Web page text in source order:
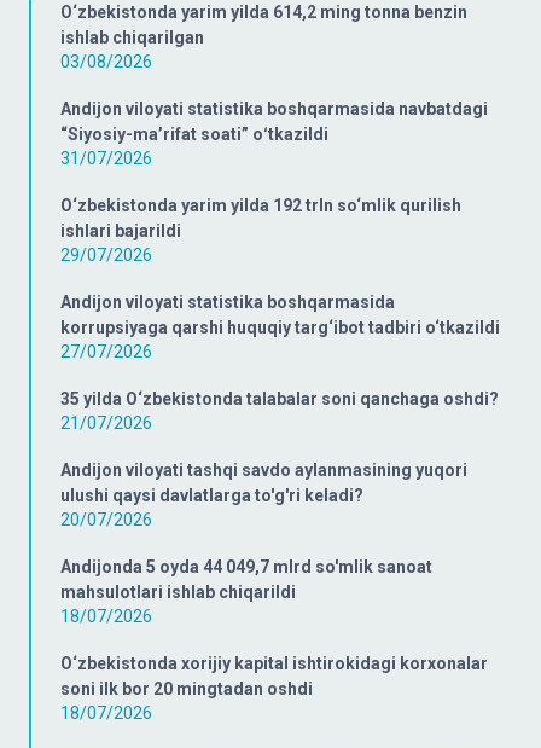
O‘zbekistonda yarim yilda 614,2 ming tonna benzin
ishlab chiqarilgan
03/08/2026
Andijon viloyati statistika boshqarmasida navbatdagi
“Siyosiy-ma’rifat soati” oʻtkazildi
31/07/2026
O‘zbekistonda yarim yilda 192 trln so‘mlik qurilish
ishlari bajarildi
29/07/2026
Andijon viloyati statistika boshqarmasida
korrupsiyaga qarshi huquqiy targ‘ibot tadbiri o‘tkazildi
27/07/2026
35 yilda O‘zbekistonda talabalar soni qanchaga oshdi?
21/07/2026
Andijon viloyati tashqi savdo aylanmasining yuqori
ulushi qaysi davlatlarga to'g'ri keladi?
20/07/2026
Andijonda 5 oyda 44 049,7 mlrd so'mlik sanoat
mahsulotlari ishlab chiqarildi
18/07/2026
O‘zbekistonda xorijiy kapital ishtirokidagi korxonalar
soni ilk bor 20 mingtadan oshdi
18/07/2026